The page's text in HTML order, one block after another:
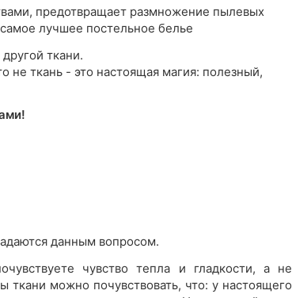
предотвращает размножение пылевых
лучшее постельное белье
ткани.
не ткань - это настоящая магия: полезный,
данным вопросом.
чувство тепла и гладкости, а не
можно почувствовать, что: у настоящего